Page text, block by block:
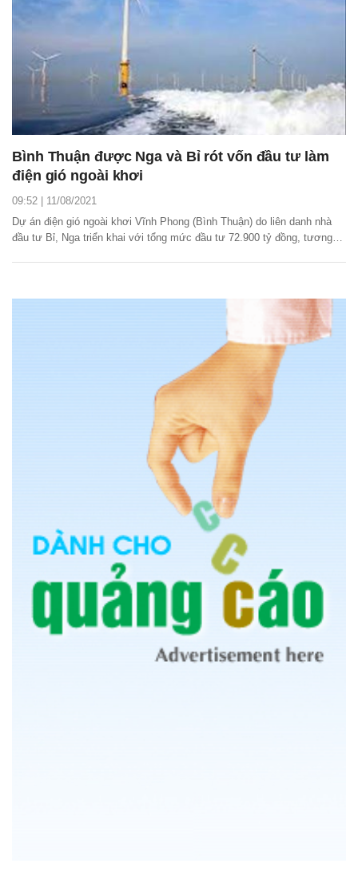
Bình Thuận được Nga và Bỉ rót vốn đầu tư làm
điện gió ngoài khơi
09:52 | 11/08/2021
Dự án điện gió ngoài khơi Vĩnh Phong (Bình Thuận) do liên danh nhà
đầu tư Bỉ, Nga triển khai với tổng mức đầu tư 72.900 tỷ đồng, tương